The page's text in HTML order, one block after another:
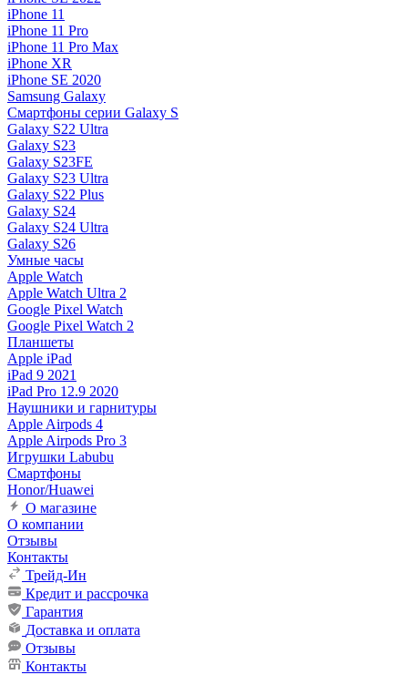
iPhone 11
iPhone 11 Pro
iPhone 11 Pro Max
iPhone XR
iPhone SE 2020
Samsung Galaxy
Смартфоны серии Galaxy S
Galaxy S22 Ultra
Galaxy S23
Galaxy S23FE
Galaxy S23 Ultra
Galaxy S22 Plus
Galaxy S24
Galaxy S24 Ultra
Galaxy S26
Умные часы
Apple Watch
Apple Watch Ultra 2
Google Pixel Watch
Google Pixel Watch 2
Планшеты
Apple iPad
iPad 9 2021
iPad Pro 12.9 2020
Наушники и гарнитуры
Apple Airpods 4
Apple Airpods Pro 3
Игрушки Labubu
Смартфоны
Honor/Huawei
О магазине
О компании
Отзывы
Контакты
Трейд-Ин
Кредит и рассрочка
Гарантия
Доставка и оплата
Отзывы
Контакты